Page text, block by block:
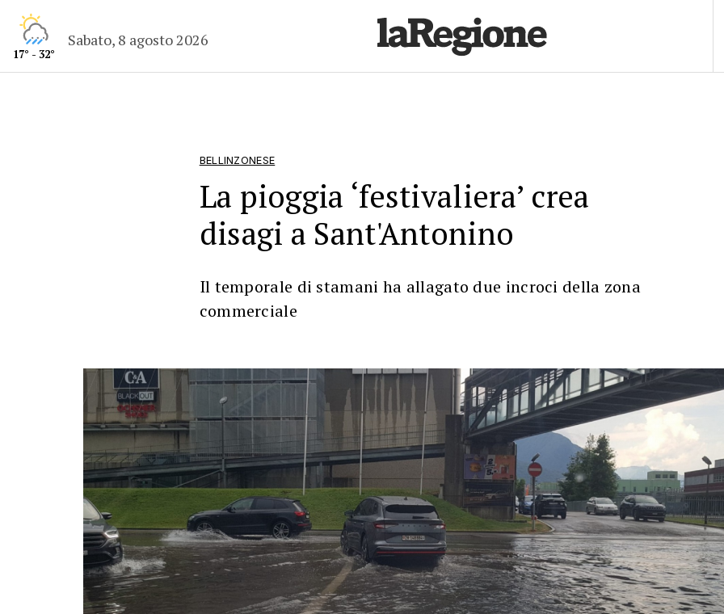
17° - 32°
Sabato, 8 agosto 2026
BELLINZONESE
La pioggia ‘festivaliera’ crea
disagi a Sant'Antonino
Il temporale di stamani ha allagato due incroci della zona
commerciale